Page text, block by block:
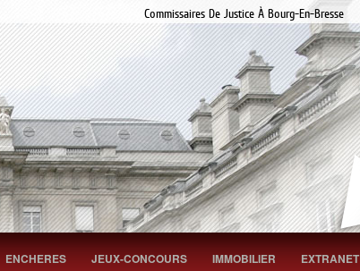
Commissaires De Justice À Bourg-En-Bresse
ENCHERES JEUX-CONCOURS IMMOBILIER EXTRANET